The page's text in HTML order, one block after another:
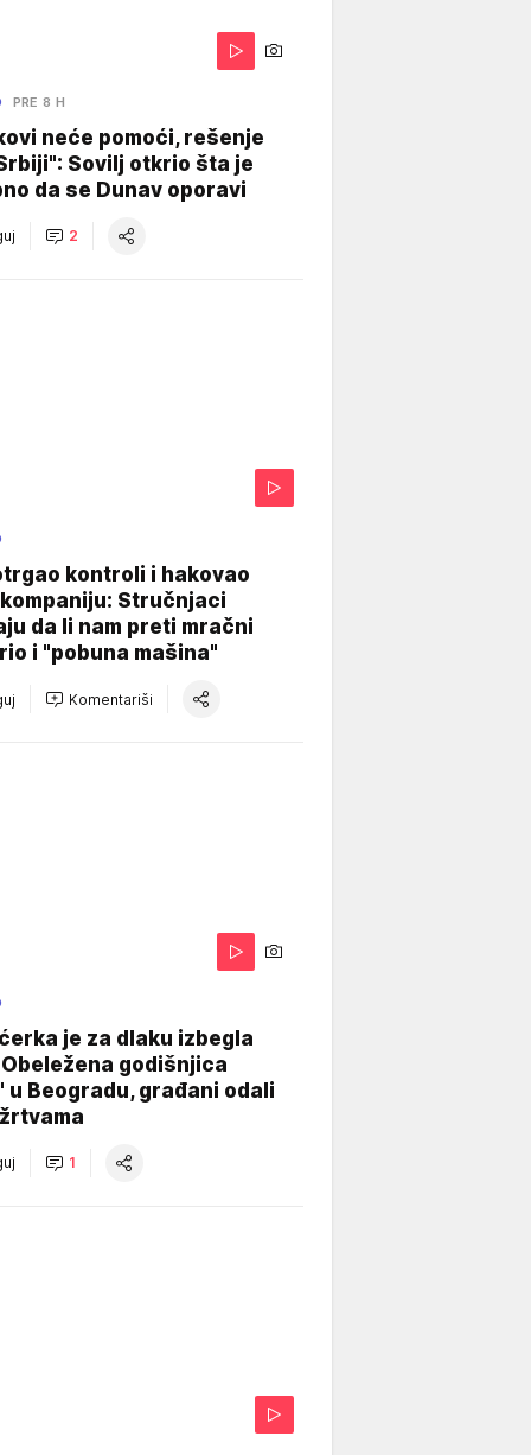
PRE 8 H
neće pomoći, rešenje
Sovilj otkrio šta je
da se Dunav oporavi
2
kontroli i hakovao
Stručnjaci
da li nam preti mračni
i "pobuna mašina"
Komentariši
je za dlaku izbegla
godišnjica
u Beogradu, građani odali
1